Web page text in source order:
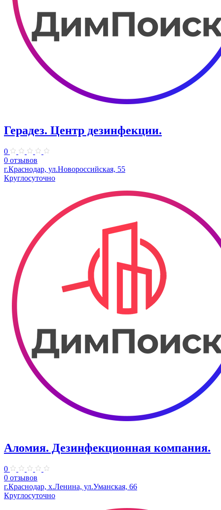
Герадез. Центр дезинфекции.
0
0 отзывов
г.Краснодар, ул.Новороссийская, 55
Круглосуточно
Аломия. Дезинфекционная компания.
0
0 отзывов
г.Краснодар, х.Ленина, ул.Уманская, 66
Круглосуточно